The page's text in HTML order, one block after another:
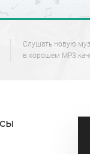
Слушать новую
в хорошем MP3